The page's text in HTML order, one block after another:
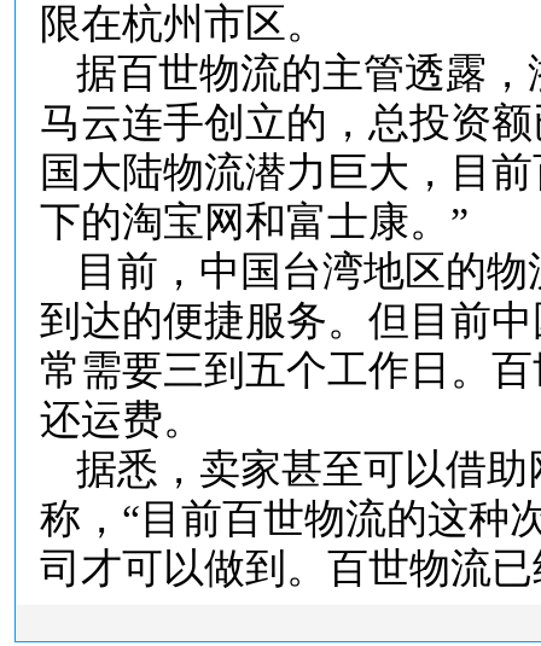
限在杭州市区。
据百世物流的主管透露
马云连手创立的，总投资
国大陆物流潜力巨大，目
下的淘宝网和富士康。”
目前，中国台湾地区的
到达的便捷服务。但目前
常需要三到五个工作日。
还运费。
据悉，卖家甚至可以借
称，“目前百世物流的这种
司才可以做到。百世物流